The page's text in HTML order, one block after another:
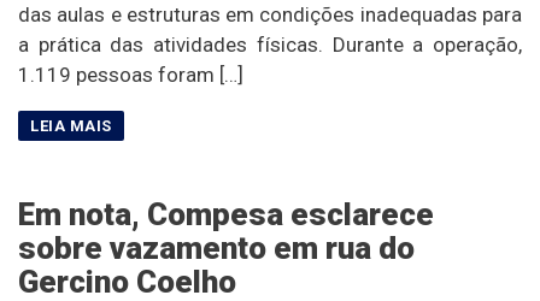
das aulas e estruturas em condições inadequadas para
a prática das atividades físicas. Durante a operação,
1.119 pessoas foram […]
Em nota, Compesa esclarece
sobre vazamento em rua do
Gercino Coelho